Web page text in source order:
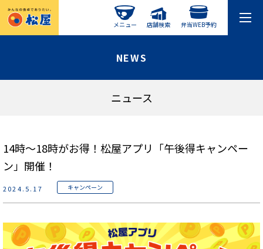
弁当WEB予約
店舗検索
メニュー
NEWS
ニュース
2024.5.17 キャンペーン
14時～18時がお得！松屋アプリ「午後得キャンペー
ン」開催！